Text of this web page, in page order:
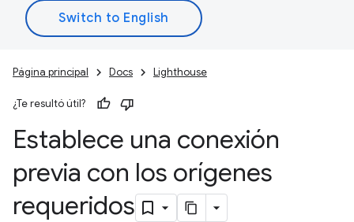
Página principal Docs Lighthouse
¿Te resultó útil?
Establece una conexión
previa con los orígenes
requeridos